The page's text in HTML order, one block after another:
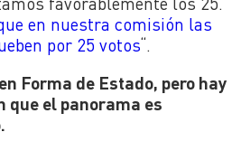
en nuestra comisión las
por 25 votos“.
Forma de Estado, pero hay
que el panorama es